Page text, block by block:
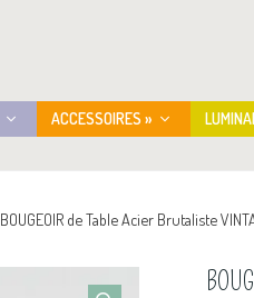
ACCESSOIRES »
BOUGEOIR de Table Acier Brutaliste